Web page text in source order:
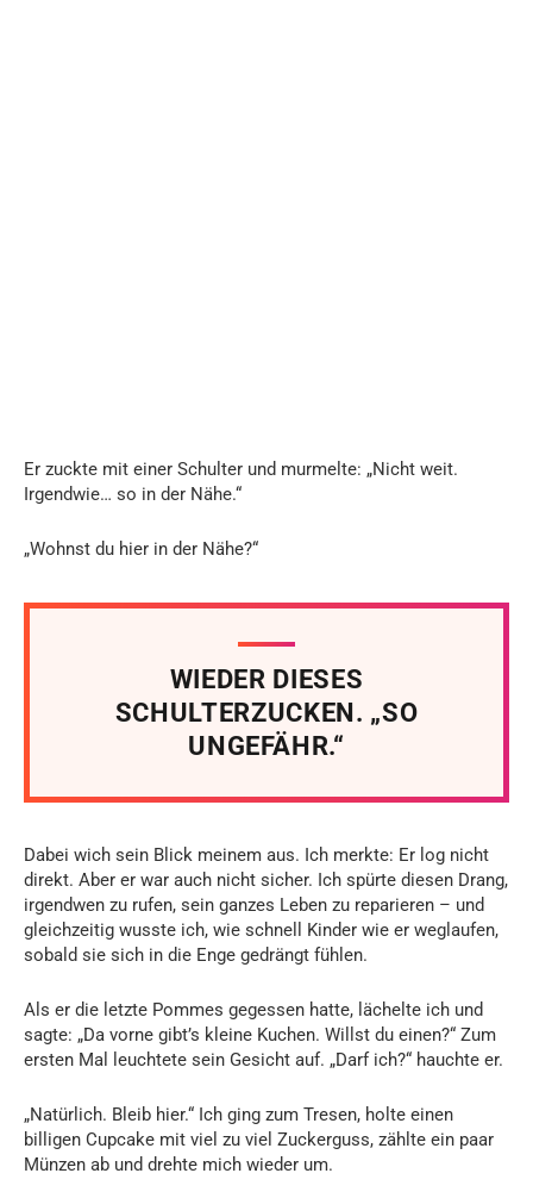
Er zuckte mit einer Schulter und murmelte: „Nicht weit.
Irgendwie… so in der Nähe.“
„Wohnst du hier in der Nähe?“
WIEDER DIESES
SCHULTERZUCKEN. „SO
UNGEFÄHR.“
Dabei wich sein Blick meinem aus. Ich merkte: Er log nicht
direkt. Aber er war auch nicht sicher. Ich spürte diesen Drang,
irgendwen zu rufen, sein ganzes Leben zu reparieren – und
gleichzeitig wusste ich, wie schnell Kinder wie er weglaufen,
sobald sie sich in die Enge gedrängt fühlen.
Als er die letzte Pommes gegessen hatte, lächelte ich und
sagte: „Da vorne gibt’s kleine Kuchen. Willst du einen?“ Zum
ersten Mal leuchtete sein Gesicht auf. „Darf ich?“ hauchte er.
„Natürlich. Bleib hier.“ Ich ging zum Tresen, holte einen
billigen Cupcake mit viel zu viel Zuckerguss, zählte ein paar
Münzen ab und drehte mich wieder um.